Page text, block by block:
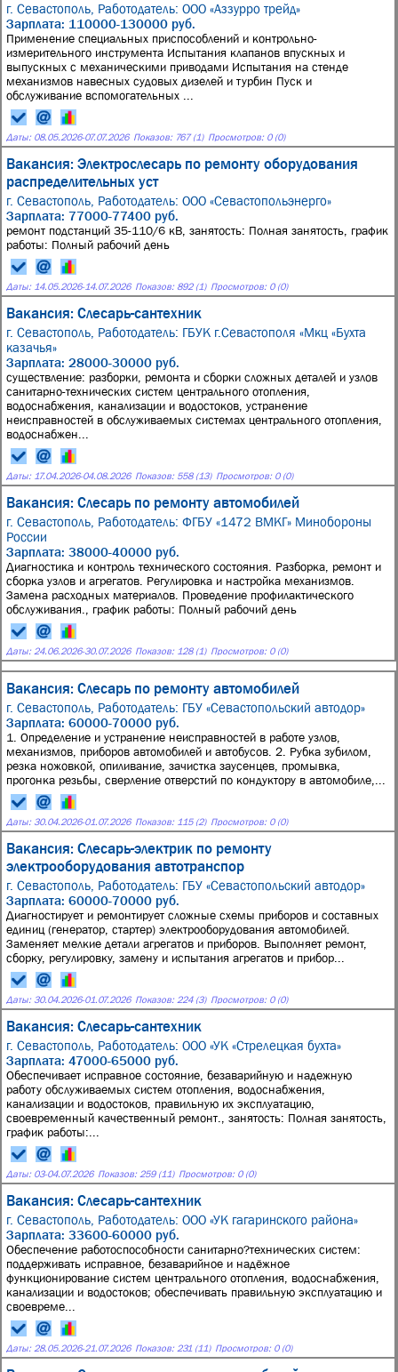
г. Севастополь, Работодатель: ООО «Аззурро трейд»
Зарплата: 110000-130000 руб.
Применение специальных приспособлений и контрольно-
измерительного инструмента Испытания клапанов впускных и
выпускных с механическими приводами Испытания на стенде
механизмов навесных судовых дизелей и турбин Пуск и
обслуживание вспомогательных ...
Даты: 08.05.2026-07.07.2026 Показов: 767 (1) Просмотров: 0 (0)
Вакансия: Электрослесарь по ремонту оборудования
распределительных уст
г. Севастополь, Работодатель: ООО «Севастопольэнерго»
Зарплата: 77000-77400 руб.
ремонт подстанций 35-110/6 кВ, занятость: Полная занятость, график
работы: Полный рабочий день
Даты: 14.05.2026-14.07.2026 Показов: 892 (1) Просмотров: 0 (0)
Вакансия: Слесарь-сантехник
г. Севастополь, Работодатель: ГБУК г.Севастополя «Мкц «Бухта
казачья»
Зарплата: 28000-30000 руб.
существление: разборки, ремонта и сборки сложных деталей и узлов
санитарно-технических систем центрального отопления,
водоснабжения, канализации и водостоков, устранение
неисправностей в обслуживаемых системах центрального отопления,
водоснабжен...
Даты: 17.04.2026-04.08.2026 Показов: 558 (13) Просмотров: 0 (0)
Вакансия: Слесарь по ремонту автомобилей
г. Севастополь, Работодатель: ФГБУ «1472 ВМКГ» Минобороны
России
Зарплата: 38000-40000 руб.
Диагностика и контроль технического состояния. Разборка, ремонт и
сборка узлов и агрегатов. Регулировка и настройка механизмов.
Замена расходных материалов. Проведение профилактического
обслуживания., график работы: Полный рабочий день
Даты: 24.06.2026-30.07.2026 Показов: 128 (1) Просмотров: 0 (0)
Вакансия: Слесарь по ремонту автомобилей
г. Севастополь, Работодатель: ГБУ «Севастопольский автодор»
Зарплата: 60000-70000 руб.
1. Определение и устранение неисправностей в работе узлов,
механизмов, приборов автомобилей и автобусов. 2. Рубка зубилом,
резка ножовкой, опиливание, зачистка заусенцев, промывка,
прогонка резьбы, сверление отверстий по кондуктору в автомобиле,...
Даты: 30.04.2026-01.07.2026 Показов: 115 (2) Просмотров: 0 (0)
Вакансия: Слесарь-электрик по ремонту
электрооборудования автотранспор
г. Севастополь, Работодатель: ГБУ «Севастопольский автодор»
Зарплата: 60000-70000 руб.
Диагностирует и ремонтирует сложные схемы приборов и составных
единиц (генератор, стартер) электрооборудования автомобилей.
Заменяет мелкие детали агрегатов и приборов. Выполняет ремонт,
сборку, регулировку, замену и испытания агрегатов и прибор...
Даты: 30.04.2026-01.07.2026 Показов: 224 (3) Просмотров: 0 (0)
Вакансия: Слесарь-сантехник
г. Севастополь, Работодатель: ООО «УК «Стрелецкая бухта»
Зарплата: 47000-65000 руб.
Обеспечивает исправное состояние, безаварийную и надежную
работу обслуживаемых систем отопления, водоснабжения,
канализации и водостоков, правильную их эксплуатацию,
своевременный качественный ремонт., занятость: Полная занятость,
график работы:...
Даты: 03-04.07.2026 Показов: 259 (11) Просмотров: 0 (0)
Вакансия: Слесарь-сантехник
г. Севастополь, Работодатель: ООО «УК гагаринского района»
Зарплата: 33600-60000 руб.
Обеспечение работоспособности санитарно?технических систем:
поддерживать исправное, безаварийное и надёжное
функционирование систем центрального отопления, водоснабжения,
канализации и водостоков; обеспечивать правильную эксплуатацию и
своевреме...
Даты: 28.05.2026-21.07.2026 Показов: 231 (11) Просмотров: 0 (0)